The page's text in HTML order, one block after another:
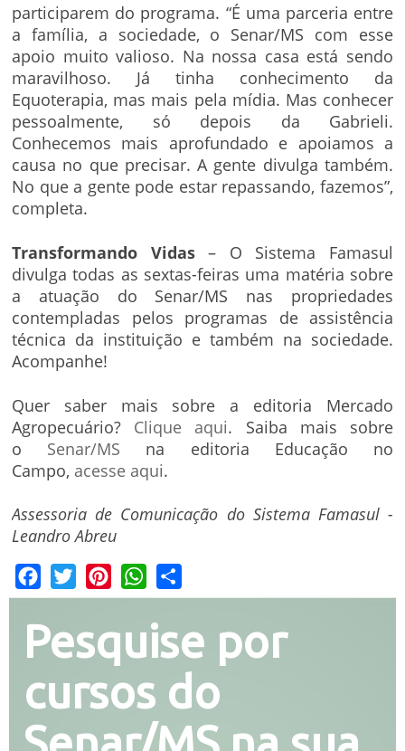
participarem do programa. “É uma parceria entre
a família, a sociedade, o Senar/MS com esse
apoio muito valioso. Na nossa casa está sendo
maravilhoso. Já tinha conhecimento da
Equoterapia, mas mais pela mídia. Mas conhecer
pessoalmente, só depois da Gabrieli.
Conhecemos mais aprofundado e apoiamos a
causa no que precisar. A gente divulga também.
No que a gente pode estar repassando, fazemos”,
completa.
Transformando Vidas– O Sistema Famasul
divulga todas as sextas-feiras uma matéria sobre
a atuação do Senar/MS nas propriedades
contempladas pelos programas de assistência
técnica da instituição e também na sociedade.
Acompanhe!
Quer saber mais sobre a editoria Mercado
Agropecuário? Clique aqui. Saiba mais sobre
o Senar/MS na editoria Educação no
Campo, acesse aqui.
Assessoria de Comunicação do Sistema Famasul -
Leandro Abreu
Facebook
Twitter PinterestWhatsApp
Pesquise por
cursos do